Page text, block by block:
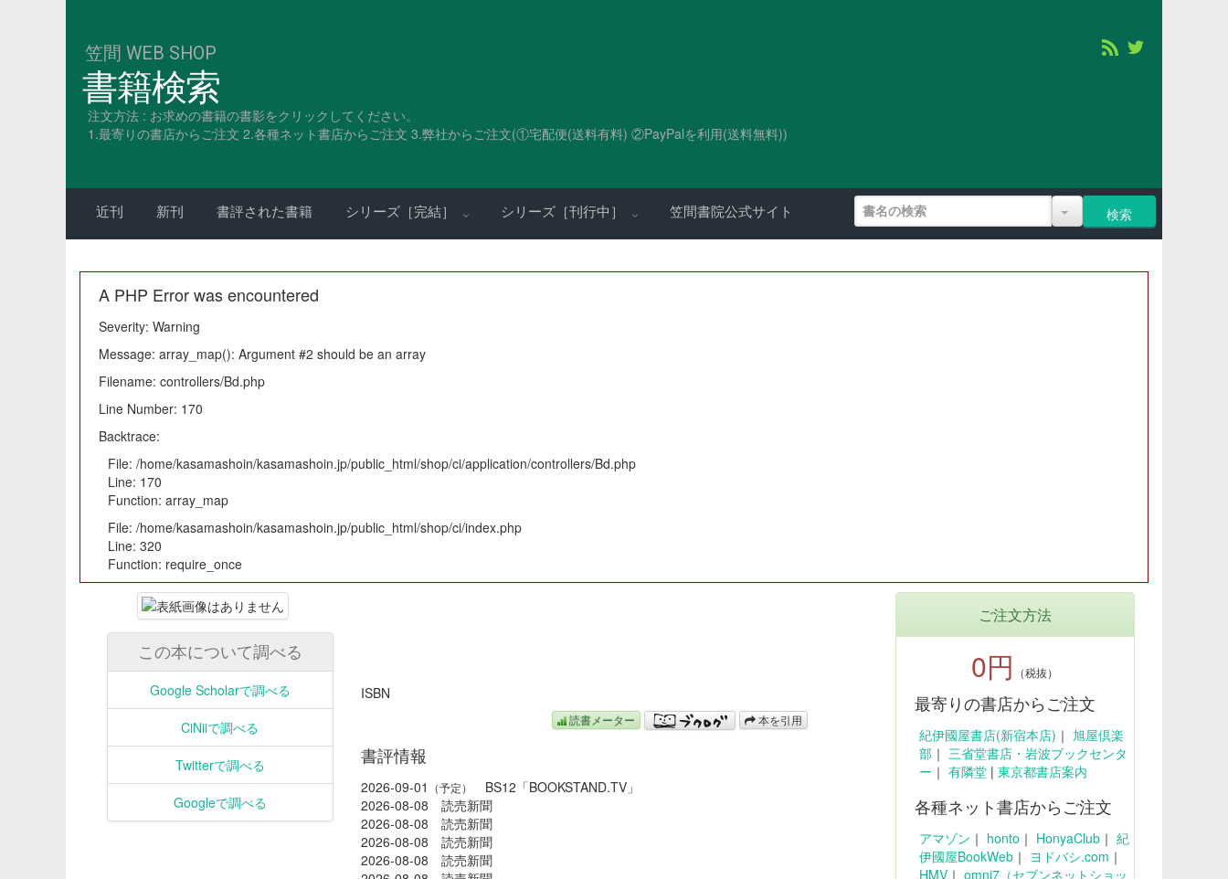
笠間 WEB SHOP
書籍検索
注文方法 : お求めの書籍の書影をクリックしてください。
1.最寄りの書店からご注文 2.各種ネット書店からご注文 3.弊社からご注文(①宅配便(送料有料) ②PayPalを利用(送料無料))
近刊 新刊 書評された書籍 シリーズ［完結］ シリーズ［刊行中］ 笠間書院公式サイト
A PHP Error was encountered
Severity: Warning
Message: array_map(): Argument #2 should be an array
Filename: controllers/Bd.php
Line Number: 170
Backtrace:
File: /home/kasamashoin/kasamashoin.jp/public_html/shop/ci/application/controllers/Bd.php
Line: 170
Function: array_map
File: /home/kasamashoin/kasamashoin.jp/public_html/shop/ci/index.php
Line: 320
Function: require_once
この本について調べる
Google Scholarで調べる
CiNiiで調べる
Twitterで調べる
Googleで調べる
ISBN
読書メーター 本を引用
書評情報
2026-09-01 （予定）
BS12「BOOKSTAND.TV」
2026-08-08 読売新聞
2026-08-08 読売新聞
2026-08-08 読売新聞
2026-08-08 読売新聞
ご注文方法
0円 （税抜）
最寄りの書店からご注文
紀伊國屋書店(新宿本店) ｜ 旭屋倶楽
部｜ 三省堂書店・岩波ブックセンタ
ー ｜ 有隣堂| 東京都書店案内
各種ネット書店からご注文
アマゾン ｜ honto ｜ HonyaClub｜ 紀
伊國屋BookWeb｜ ヨドバシ.com ｜
HMV｜ omni7（セブンネットショッ